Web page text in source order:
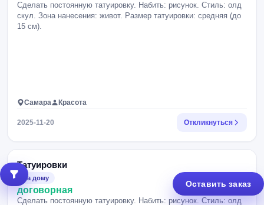
Сделать постоянную татуировку. Набить: рисунок. Стиль: олд
скул. Зона нанесения: живот. Размер татуировки: средняя (до
15 см).
Самара Красота
2025-11-20 Откликнуться
Татуировки
на дому
договорная
Сделать постоянную татуировку. Набить: рисунок. Стиль: олд
Оставить заказ